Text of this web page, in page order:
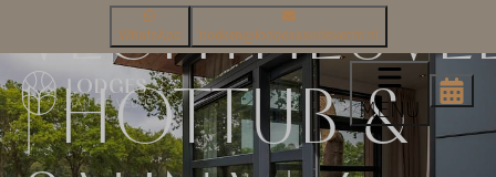
WhatsApp boeken@lodgesaandevecht.nl
MENU
| HOTTUB &